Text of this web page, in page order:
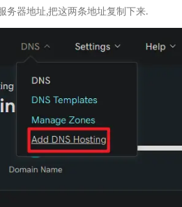
务器地址,把这两条地址复制下来.